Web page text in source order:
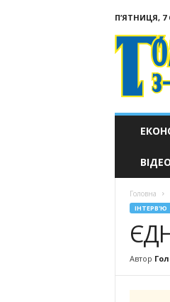
П’ЯТНИЦЯ, 7
Голос
з-
Головна
ІНТЕРВ'Ю
Автор